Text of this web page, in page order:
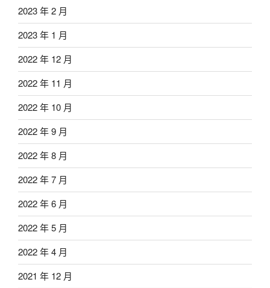
2023 年 2 月
2023 年 1 月
2022 年 12 月
2022 年 11 月
2022 年 10 月
2022 年 9 月
2022 年 8 月
2022 年 7 月
2022 年 6 月
2022 年 5 月
2022 年 4 月
2021 年 12 月